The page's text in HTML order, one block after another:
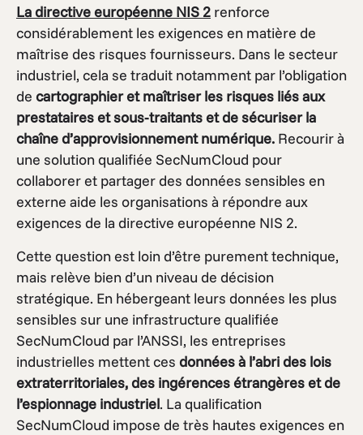
La directive européenne NIS 2 renforce
considérablement les exigences en matière de
maîtrise des risques fournisseurs. Dans le secteur
industriel, cela se traduit notamment par l’obligation
de cartographier et maîtriser les risques liés aux
prestataires et sous-traitants et de sécuriser la
chaîne d’approvisionnement numérique. Recourir à
une solution qualifiée SecNumCloud pour
collaborer et partager des données sensibles en
externe aide les organisations à répondre aux
exigences de la directive européenne NIS 2.
Cette question est loin d’être purement technique,
mais relève bien d’un niveau de décision
stratégique. En hébergeant leurs données les plus
sensibles sur une infrastructure qualifiée
SecNumCloud par l’ANSSI, les entreprises
industrielles mettent ces donnéesà l’abri des lois
extraterritoriales, des ingérences étrangères et de
l’espionnage industriel. La qualification
SecNumCloud impose de très hautes exigences en